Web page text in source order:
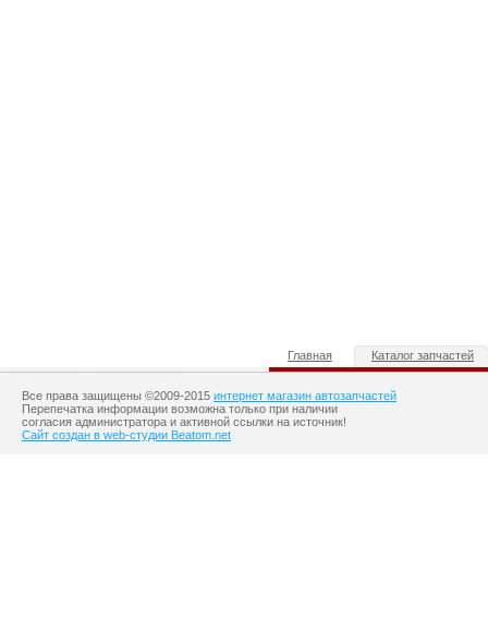
Главная Каталог запчастей
Все права защищены ©2009-2015 интернет магазин автозапчастей
Перепечатка информации возможна только при наличии
согласия администратора и активной ссылки на источник!
Сайт создан в web-студии Beatom.net